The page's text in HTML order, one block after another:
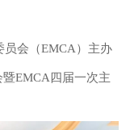
员会（EMCA）主办
EMCA四届一次主